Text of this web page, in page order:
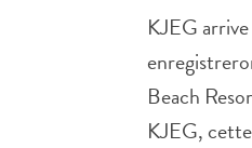
KJEG
Beach
KJEG,